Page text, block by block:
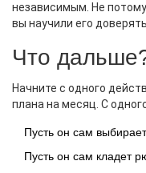
независимым. Не
вы научили его
Что
Начните с одного
плана на месяц. С
Пусть он сам
Пусть он сам кладет